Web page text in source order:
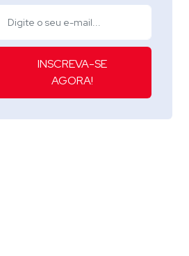
INSCREVA-SE
AGORA!